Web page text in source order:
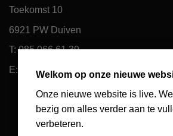
Welkom op onze nieuwe
Onze nieuwe website is live.
bezig om alles verder aan te
verbeteren.
Toekomst 10
6921 PW Duiven
T: 085 066 61 39
E: klantenservice@packcenter.nl